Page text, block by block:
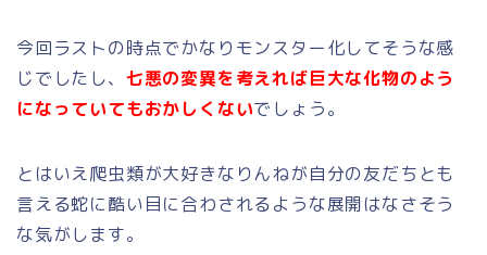
今回ラストの時点でかなりモンスター化してそうな感
じでしたし、 七悪の変異を考えれば巨大な化物のよう
になっていてもおかしくないでしょう。
とはいえ爬虫類が大好きなりんねが自分の友だちとも
言える蛇に酷い目に合わされるような展開はなさそう
な気がします。